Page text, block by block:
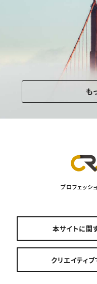
も
プロフェッ
本サイトに関
クリエイティ